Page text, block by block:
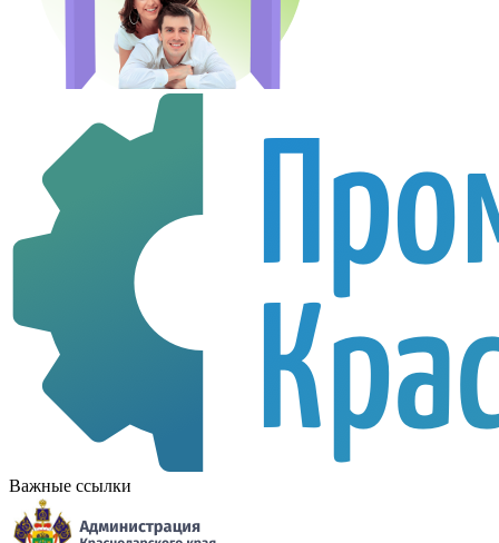
Важные ссылки